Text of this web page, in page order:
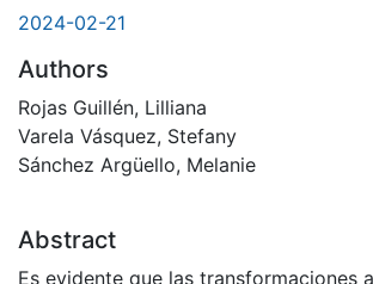
2024-02-21
Authors
Rojas Guillén, Lilliana
Varela Vásquez, Stefany
Sánchez Argüello, Melanie
Abstract
Es evidente que las transformaciones